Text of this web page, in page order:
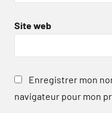
Site web
Enregistrer mon
navigateur pour mon